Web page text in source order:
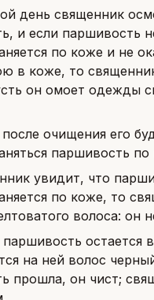
день священник
и если паршивость
по коже и не
в коже, то
он омоет одежды
очищения его
паршивость
увидит, что
по коже, то
волоса: он
остается
на ней волос
прошла, он чист;